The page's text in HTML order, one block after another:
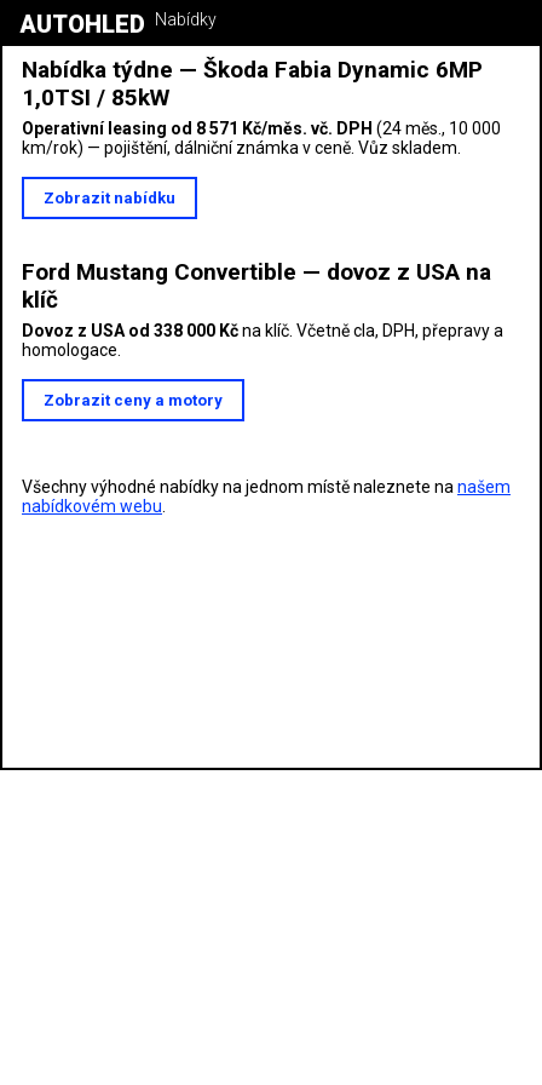
AUTOHLED Nabídky
Nabídka týdne — Škoda Fabia Dynamic 6MP
1,0TSI / 85kW
Operativní leasing od 8 571 Kč/měs. vč. DPH (24 měs., 10 000
km/rok) — pojištění, dálniční známka v ceně. Vůz skladem.
Zobrazit nabídku
Ford Mustang Convertible — dovoz z USA na
klíč
Dovoz z USA od 338 000 Kčna klíč. Včetně cla, DPH, přepravy a
homologace.
Zobrazit ceny a motory
Všechny výhodné nabídky na jednom místě naleznete na našem
nabídkovém webu